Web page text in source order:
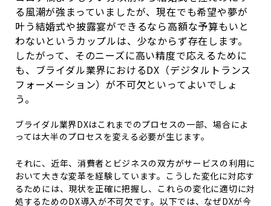
る風潮が強まっていましたが、現在でも希望や夢が
叶う結婚式や披露宴ができるなら高額な予算もいと
わないというカップルは、少なからず存在します。
したがって、そのニーズに高い精度で応えるために
も、ブライダル業界におけるDX （デジタルトランス
フォーメーション）が不可欠といってよいでしょ
う。
ブライダル業界DXはこれまでのプロセスの一部、場合によ
っては大半のプロセスを変える必要が生じます。
それに、近年、消費者とビジネスの双方がサービスの利用に
おいて大きな変革を経験しています。こうした変化に対応す
るためには、現状を正確に把握し、これらの変化に適切に対
処するためのDX導入が不可欠です。以下では、なぜDXが今